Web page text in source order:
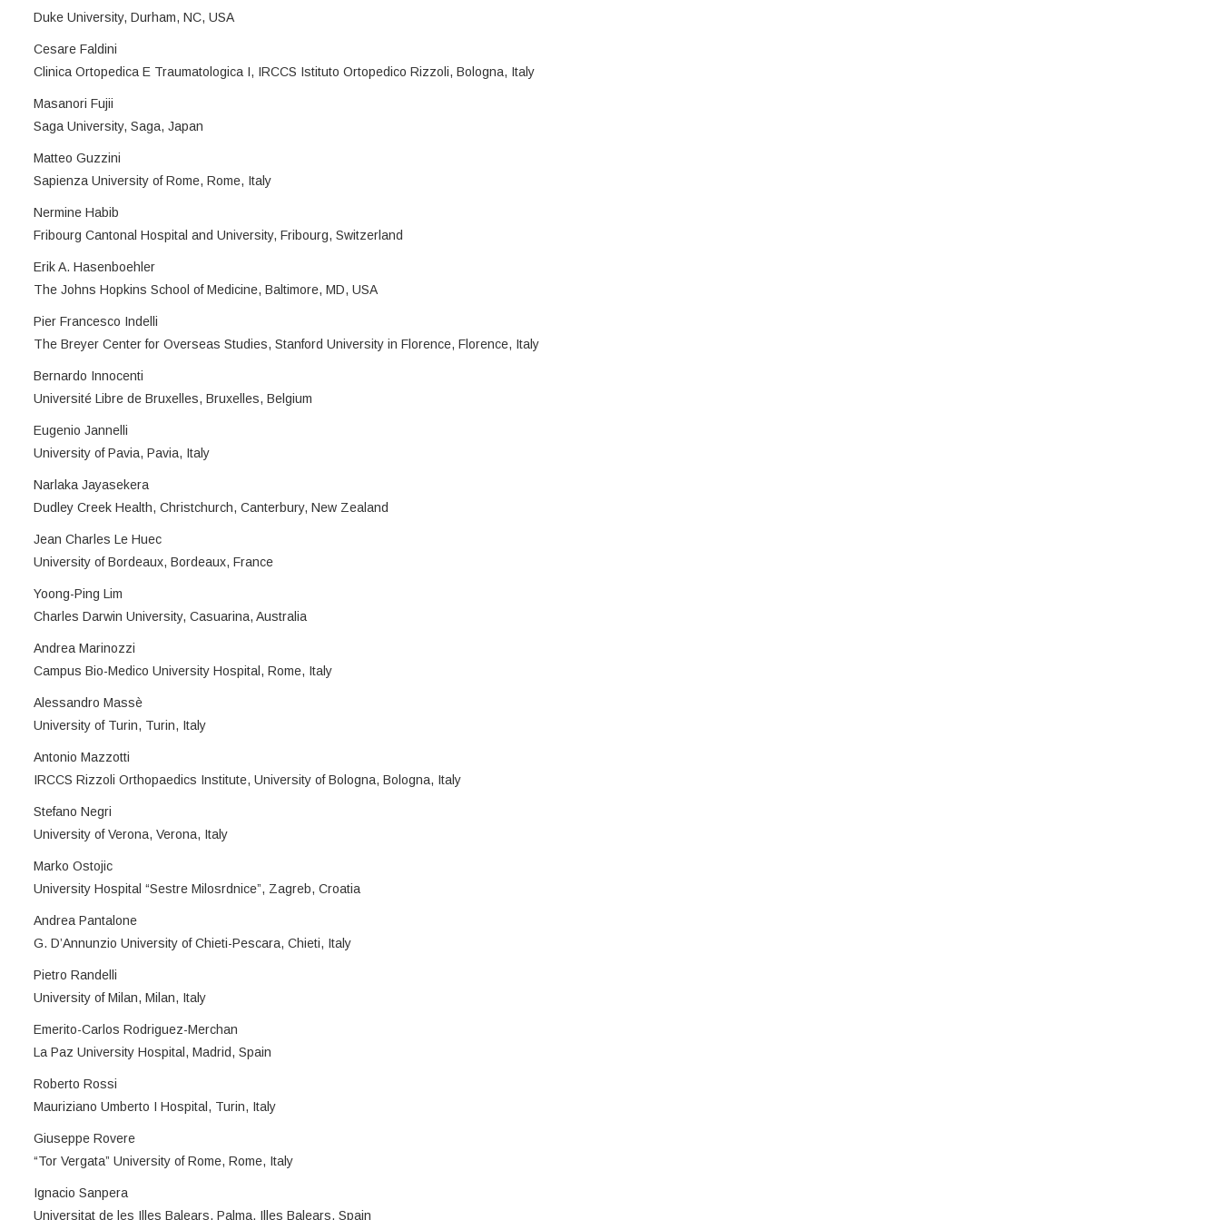
Duke University, Durham, NC, USA
Cesare Faldini
Clinica Ortopedica E Traumatologica I, IRCCS Istituto Ortopedico Rizzoli, Bologna, Italy
Masanori Fujii
Saga University, Saga, Japan
Matteo Guzzini
Sapienza University of Rome, Rome, Italy
Nermine Habib
Fribourg Cantonal Hospital and University, Fribourg, Switzerland
Erik A. Hasenboehler
The Johns Hopkins School of Medicine, Baltimore, MD, USA
Pier Francesco Indelli
The Breyer Center for Overseas Studies, Stanford University in Florence, Florence, Italy
Bernardo Innocenti
Université Libre de Bruxelles, Bruxelles, Belgium
Eugenio Jannelli
University of Pavia, Pavia, Italy
Narlaka Jayasekera
Dudley Creek Health, Christchurch, Canterbury, New Zealand
Jean Charles Le Huec
University of Bordeaux, Bordeaux, France
Yoong-Ping Lim
Charles Darwin University, Casuarina, Australia
Andrea Marinozzi
Campus Bio-Medico University Hospital, Rome, Italy
Alessandro Massè
University of Turin, Turin, Italy
Antonio Mazzotti
IRCCS Rizzoli Orthopaedics Institute, University of Bologna, Bologna, Italy
Stefano Negri
University of Verona, Verona, Italy
Marko Ostojic
University Hospital “Sestre Milosrdnice”, Zagreb, Croatia
Andrea Pantalone
G. D’Annunzio University of Chieti-Pescara, Chieti, Italy
Pietro Randelli
University of Milan, Milan, Italy
Emerito-Carlos Rodriguez-Merchan
La Paz University Hospital, Madrid, Spain
Roberto Rossi
Mauriziano Umberto I Hospital, Turin, Italy
Giuseppe Rovere
“Tor Vergata” University of Rome, Rome, Italy
Ignacio Sanpera
Universitat de les Illes Balears, Palma, Illes Balears, Spain